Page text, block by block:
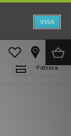
VISA
Filtrera